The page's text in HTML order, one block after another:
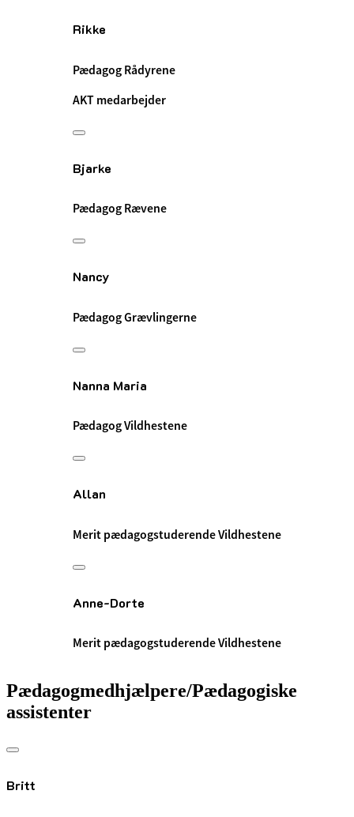
Rikke
Pædagog Rådyrene
AKT medarbejder
Bjarke
Pædagog Rævene
Nancy
Pædagog Grævlingerne
Nanna Maria
Pædagog Vildhestene
Allan
Merit pædagogstuderende Vildhestene
Anne-Dorte
Merit pædagogstuderende Vildhestene
Pædagogmedhjælpere/Pædagogiske
assistenter
Britt